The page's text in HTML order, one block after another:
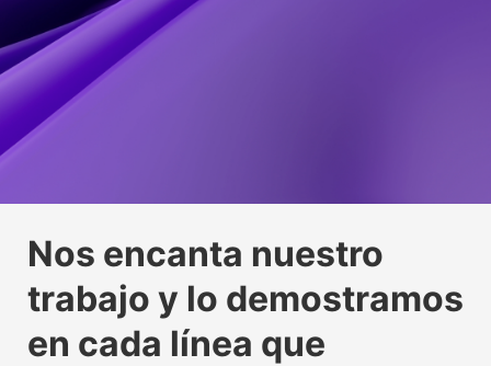
propulsora del IoT mundial
Conoce nuestra tecnología beacon
usuarios y empresas
Conoce nuestra factoría UX
oficial del Kit Digital
Leer más
propulsora del IoT mundial
Conoce nuestra tecnología beacon
usuarios y empresas
Conoce nuestra factoría UX
oficial del Kit Digital
Leer más
propulsora del IoT mundial
Conoce nuestra tecnología beacon
usuarios y empresas
Conoce nuestra factoría UX
oficial del Kit Digital
Leer más
Nos encanta nuestro
trabajo y lo demostramos
en cada línea que